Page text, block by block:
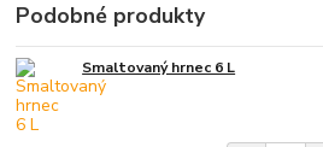
Podobné produkty
Smaltovaný hrnec 6 L